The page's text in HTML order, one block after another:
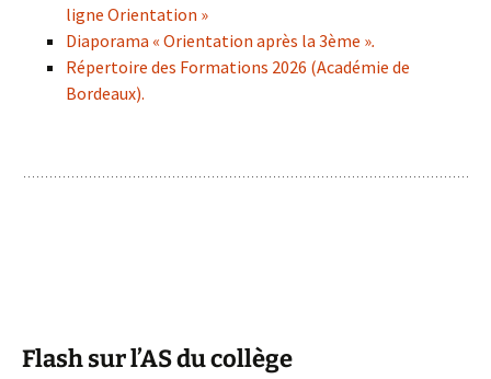
ligne Orientation »
Diaporama « Orientation après la 3ème ».
Répertoire des Formations 2026 (Académie de
Bordeaux).
Flash sur l’AS du collège